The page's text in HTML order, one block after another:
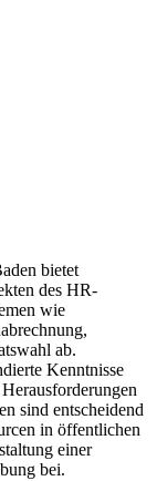
bietet
des HR-
wie
ab.
Kenntnisse
sind entscheidend
in öffentlichen
einer
bei.